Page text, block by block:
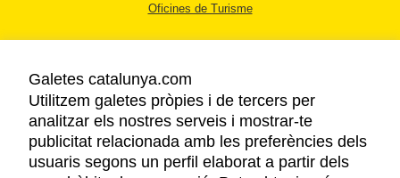
Oficines de Turisme
AVÍS LEGAL
POLÍTICA DE PRIVACITAT
Galetes catalunya.com
Utilitzem galetes pròpies i de tercers per
analitzar els nostres serveis i mostrar-te
publicitat relacionada amb les preferències dels
usuaris segons un perfil elaborat a partir dels